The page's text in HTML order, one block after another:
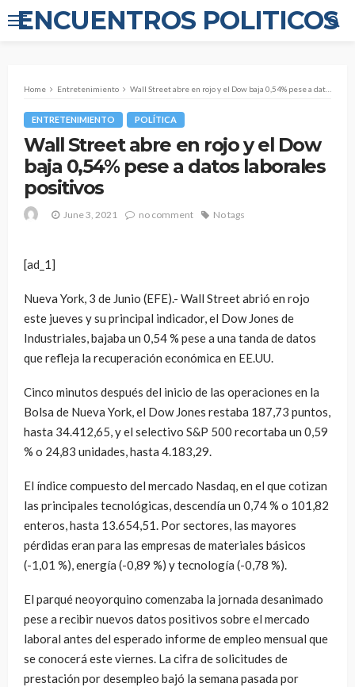
ENCUENTROS POLITICOS
Home Entretenimiento Wall Street abre en rojo y el Dow baja 0,54% pese a datos laborales positivos
ENTRETENIMIENTO POLÍTICA
Wall Street abre en rojo y el Dow
baja 0,54% pese a datos laborales
positivos
June 3, 2021 no comment No tags
[ad_1]
Nueva York, 3 de Junio (EFE).- Wall Street abrió en rojo
este jueves y su principal indicador, el Dow Jones de
Industriales, bajaba un 0,54 % pese a una tanda de datos
que refleja la recuperación económica en EE.UU.
Cinco minutos después del inicio de las operaciones en la
Bolsa de Nueva York, el Dow Jones restaba 187,73 puntos,
hasta 34.412,65, y el selectivo S&P 500 recortaba un 0,59
% o 24,83 unidades, hasta 4.183,29.
El índice compuesto del mercado Nasdaq, en el que cotizan
las principales tecnológicas, descendía un 0,74 % o 101,82
enteros, hasta 13.654,51. Por sectores, las mayores
pérdidas eran para las empresas de materiales básicos
(-1,01 %), energía (-0,89 %) y tecnología (-0,78 %).
El parqué neoyorquino comenzaba la jornada desanimado
pese a recibir nuevos datos positivos sobre el mercado
laboral antes del esperado informe de empleo mensual que
se conocerá este viernes. La cifra de solicitudes de
prestación por desempleo bajó la semana pasada por